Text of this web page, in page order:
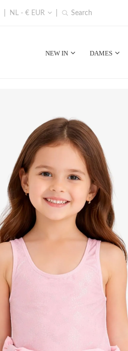
NL - € EUR Search
NEW IN DAMES